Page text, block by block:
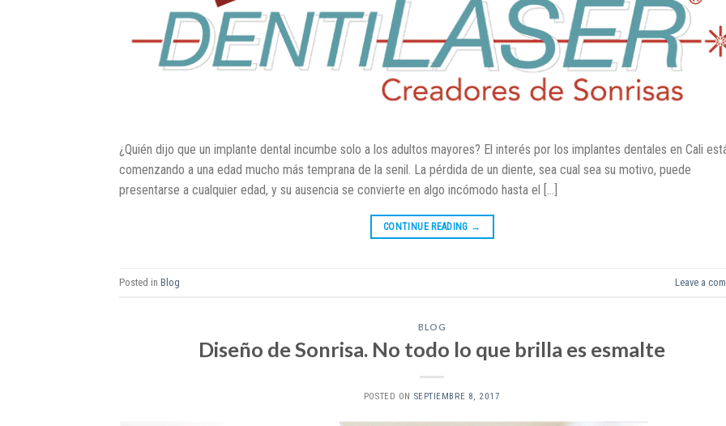
¿Quién dijo que un implante dental incumbe solo a los adultos mayores? El interés por los implantes dentales en Cali
comenzando a una edad mucho más temprana de la senil. La pérdida de un diente, sea cual sea su motivo, puede
presentarse a cualquier edad, y su ausencia se convierte en algo incómodo hasta el […]
CONTINUE READING →
Posted in Blog Leave a
BLOG
Diseño de Sonrisa. No todo lo que brilla es esmalte
POSTED ON SEPTIEMBRE 8, 2017